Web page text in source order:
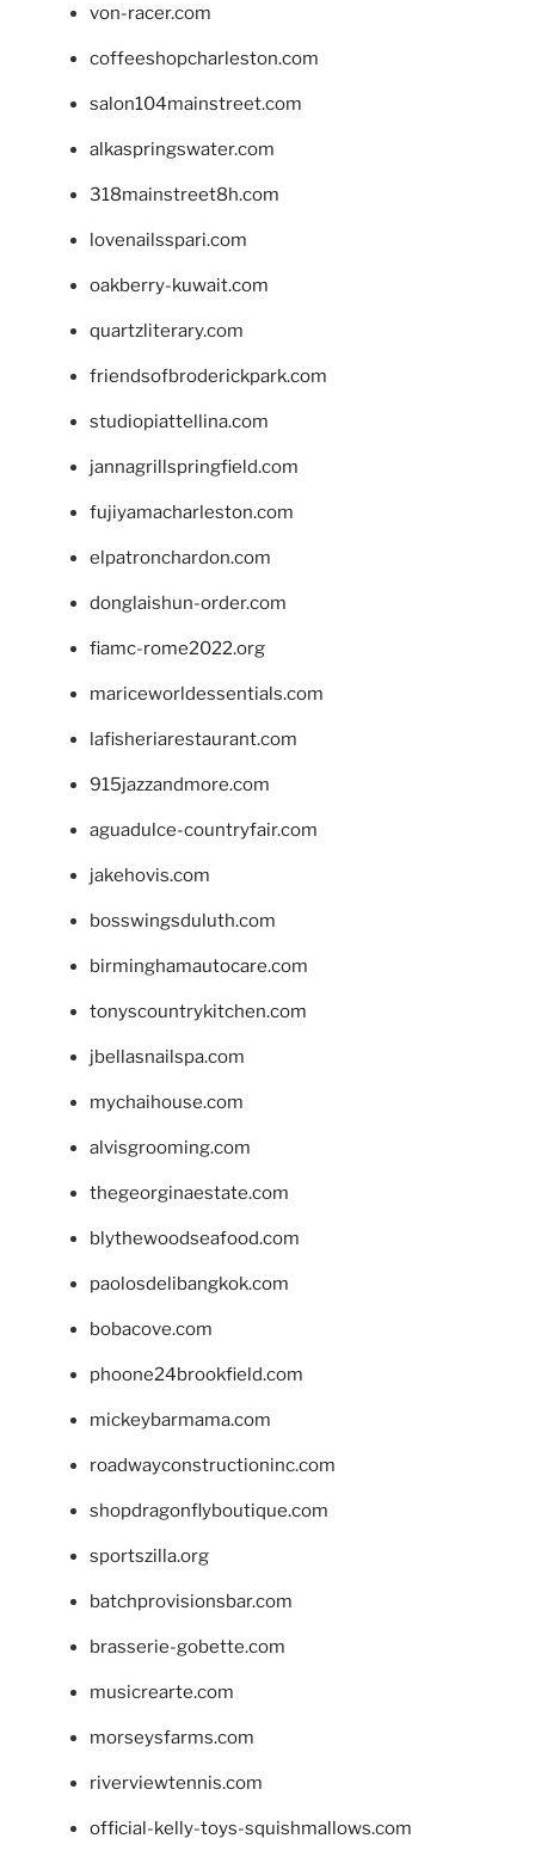
von-racer.com
coffeeshopcharleston.com
salon104mainstreet.com
alkaspringswater.com
318mainstreet8h.com
lovenailsspari.com
oakberry-kuwait.com
quartzliterary.com
friendsofbroderickpark.com
studiopiattellina.com
jannagrillspringfield.com
fujiyamacharleston.com
elpatronchardon.com
donglaishun-order.com
fiamc-rome2022.org
mariceworldessentials.com
lafisheriarestaurant.com
915jazzandmore.com
aguadulce-countryfair.com
jakehovis.com
bosswingsduluth.com
birminghamautocare.com
tonyscountrykitchen.com
jbellasnailspa.com
mychaihouse.com
alvisgrooming.com
thegeorginaestate.com
blythewoodseafood.com
paolosdelibangkok.com
bobacove.com
phoone24brookfield.com
mickeybarmama.com
roadwayconstructioninc.com
shopdragonflyboutique.com
sportszilla.org
batchprovisionsbar.com
brasserie-gobette.com
musicrearte.com
morseysfarms.com
riverviewtennis.com
official-kelly-toys-squishmallows.com